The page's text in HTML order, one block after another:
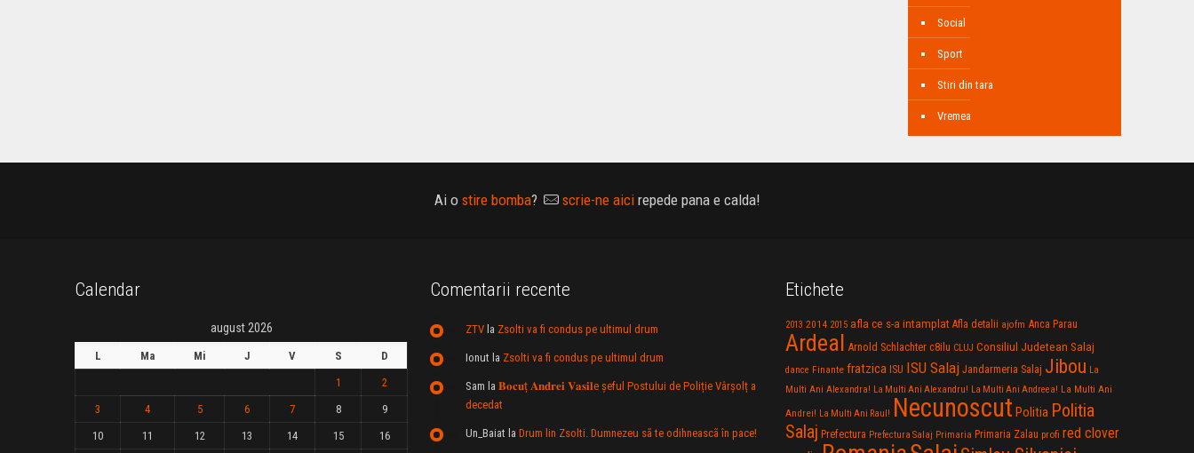
Social
Sport
Stiri din tara
Vremea
Ai o stire bomba? scrie-ne aicirepede pana e calda!
Calendar
august 2026
L Ma Mi J V S
D
1
2
3
4 5 6 7 8
9
10
11 12 13 14 15 16
Comentarii recente
ZTVla Zsolti va fi condus pe ultimul drum
Ionut la Zsolti va fi condus pe ultimul drum
Sam la 𝐁𝐨𝐜𝐮ț 𝐀𝐧𝐝𝐫𝐞𝐢 𝐕𝐚𝐬𝐢𝐥e şeful Postului de Poliție Vârșolț a
decedat
Un_Baiat la Drum lin Zsolti. Dumnezeu sã te odihneascã în pace!
Etichete
2013 2014 2015 afla ce s-a intamplat Afla detalii ajofm Anca Parau
Ardeal Arnold Schlachter c8ilu CLUJ Consiliul Judetean Salaj
dance Finante fratzica ISU ISU Salaj Jandarmeria Salaj Jibou La
Multi Ani Alexandra! La Multi Ani Alexandru! La Multi Ani Andreea! La Multi Ani
Andrei! La Multi Ani Raul! Necunoscut Politia Politia
Salaj Prefectura Prefectura Salaj Primaria Primaria Zalau profi red clover